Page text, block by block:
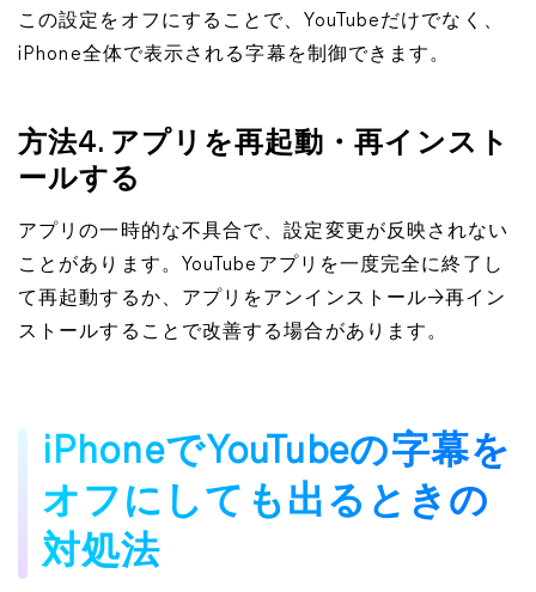
この設定をオフにすることで、YouTubeだけでなく、
iPhone全体で表示される字幕を制御できます。
方法4. アプリを再起動・再インスト
ールする
アプリの一時的な不具合で、設定変更が反映されない
ことがあります。YouTubeアプリを一度完全に終了し
て再起動するか、アプリをアンインストール→再イン
ストールすることで改善する場合があります。
iPhoneでYouTubeの字幕を
オフにしても出るときの
対処法